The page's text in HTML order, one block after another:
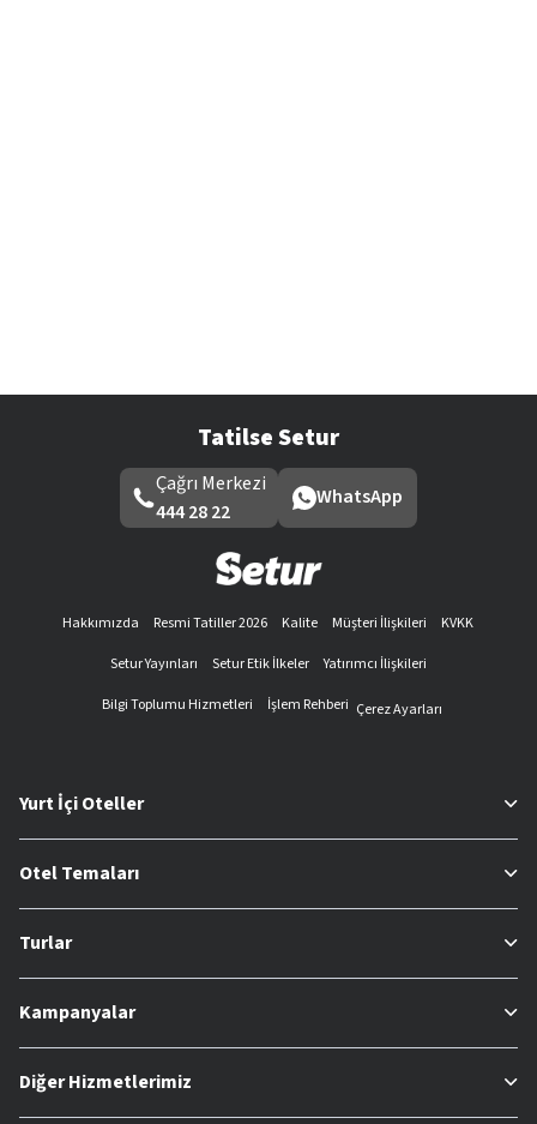
Tatilse Setur
Çağrı Merkezi
444 28 22
WhatsApp
Hakkımızda Resmi Tatiller 2026 Kalite Müşteri İlişkileri
KVKK
Setur Yayınları
Setur Etik İlkeler
Yatırımcı İlişkileri
Bilgi Toplumu Hizmetleri
İşlem Rehberi Çerez Ayarları
Yurt İçi Oteller
Otel Temaları
Turlar
Kampanyalar
Diğer Hizmetlerimiz